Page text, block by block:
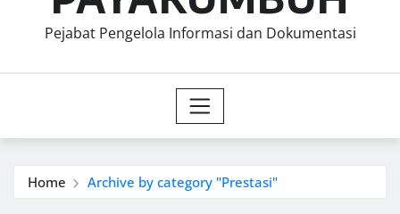
Pejabat Pengelola Informasi dan Dokumentasi
Home Archive by category "Prestasi"